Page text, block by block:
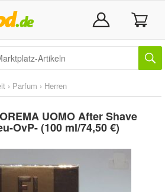
› Parfum › Herren
UOMO After Shave
OvP- (100 ml/74,50 €)